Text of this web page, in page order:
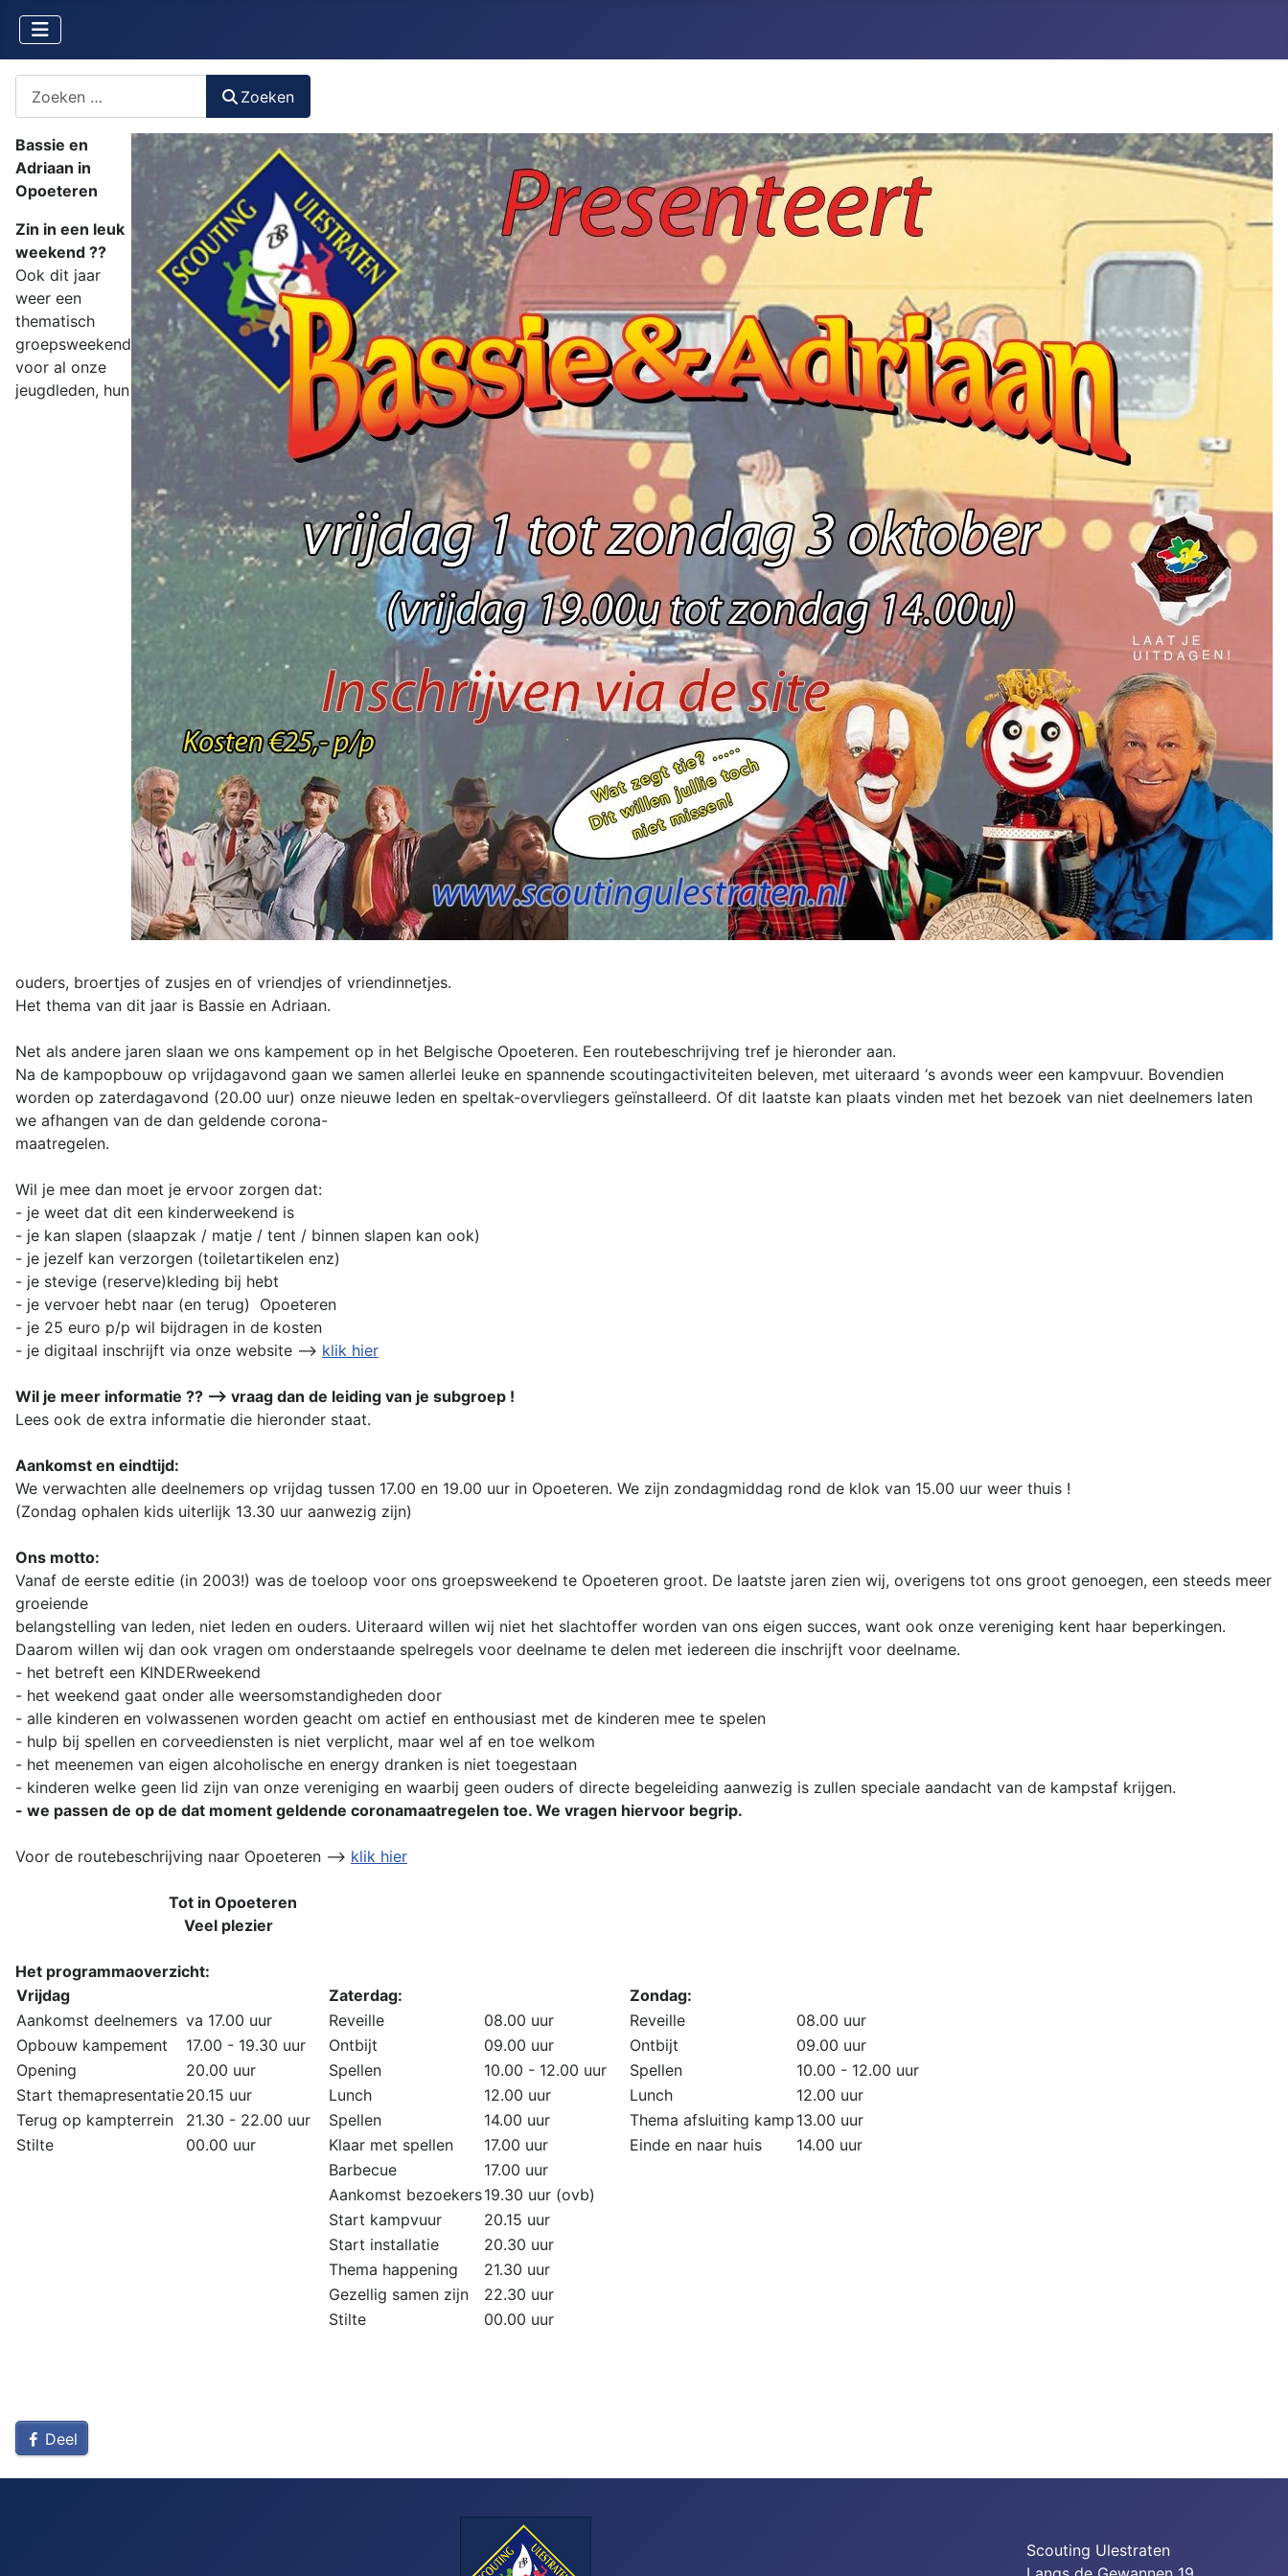
Zoeken
Bassie en
Adriaan in
Opoeteren
Zin in een leuk
weekend ??
Ook dit jaar
weer een
thematisch
groepsweekend
voor al onze
jeugdleden, hun
ouders, broertjes of zusjes en of vriendjes of vriendinnetjes.
Het thema van dit jaar is Bassie en Adriaan.
Net als andere jaren slaan we ons kampement op in het Belgische Opoeteren. Een routebeschrijving tref je hieronder aan.
Na de kampopbouw op vrijdagavond gaan we samen allerlei leuke en spannende scoutingactiviteiten beleven, met uiteraard ‘s avonds weer een kampvuur. Bovendien
worden op zaterdagavond (20.00 uur) onze nieuwe leden en speltak-overvliegers geïnstalleerd. Of dit laatste kan plaats vinden met het bezoek van niet deelnemers laten
we afhangen van de dan geldende corona-
maatregelen.
Wil je mee dan moet je ervoor zorgen dat:
- je weet dat dit een kinderweekend is
- je kan slapen (slaapzak / matje / tent / binnen slapen kan ook)
- je jezelf kan verzorgen (toiletartikelen enz)
- je stevige (reserve)kleding bij hebt
- je vervoer hebt naar (en terug) Opoeteren
- je 25 euro p/p wil bijdragen in de kosten
- je digitaal inschrijft via onze website --> klik hier
Wil je meer informatie ?? --> vraag dan de leiding van je subgroep !
Lees ook de extra informatie die hieronder staat.
Aankomst en eindtijd:
We verwachten alle deelnemers op vrijdag tussen 17.00 en 19.00 uur in Opoeteren. We zijn zondagmiddag rond de klok van 15.00 uur weer thuis !
(Zondag ophalen kids uiterlijk 13.30 uur aanwezig zijn)
Ons motto:
Vanaf de eerste editie (in 2003!) was de toeloop voor ons groepsweekend te Opoeteren groot. De laatste jaren zien wij, overigens tot ons groot genoegen, een steeds meer
groeiende
belangstelling van leden, niet leden en ouders. Uiteraard willen wij niet het slachtoffer worden van ons eigen succes, want ook onze vereniging kent haar beperkingen.
Daarom willen wij dan ook vragen om onderstaande spelregels voor deelname te delen met iedereen die inschrijft voor deelname.
- het betreft een KINDERweekend
- het weekend gaat onder alle weersomstandigheden door
- alle kinderen en volwassenen worden geacht om actief en enthousiast met de kinderen mee te spelen
- hulp bij spellen en corveediensten is niet verplicht, maar wel af en toe welkom
- het meenemen van eigen alcoholische en energy dranken is niet toegestaan
- kinderen welke geen lid zijn van onze vereniging en waarbij geen ouders of directe begeleiding aanwezig is zullen speciale aandacht van de kampstaf krijgen.
- we passen de op de dat moment geldende coronamaatregelen toe. We vragen hiervoor begrip.
Voor de routebeschrijving naar Opoeteren --> klik hier
Tot in Opoeteren
Veel plezier
Het programmaoverzicht:
Vrijdag
Zaterdag:
Zondag:
Aankomst deelnemers va 17.00 uur Reveille 08.00 uur Reveille
08.00 uur
Opbouw kampement
17.00 - 19.30 uur Ontbijt 09.00 uur Ontbijt
09.00 uur
Opening
20.00 uur Spellen 10.00 - 12.00 uur Spellen
10.00 - 12.00 uur
Start themapresentatie20.15 uur Lunch 12.00 uur Lunch
12.00 uur
Terug op kampterrein
21.30 - 22.00 uur Spellen 14.00 uur Thema afsluiting kamp 13.00 uur
Stilte
00.00 uur Klaar met spellen 17.00 uur Einde en naar huis
14.00 uur
Barbecue
17.00 uur
Aankomst bezoekers19.30 uur (ovb)
Start kampvuur
20.15 uur
Start installatie
20.30 uur
Thema happening
21.30 uur
Gezellig samen zijn
22.30 uur
Stilte
00.00 uur
Deel
Scouting Ulestraten